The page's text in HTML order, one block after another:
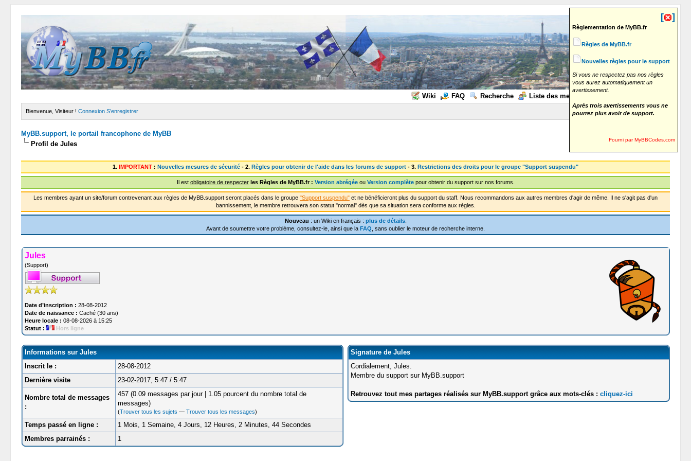
Wiki FAQ Recherche Liste des membres
Bienvenue, Visiteur !Connexion S’enregistrer
[ ]
Règlementation de MyBB.fr
Règles de MyBB.fr
Nouvelles règles pour le support
Si vous ne respectez pas nos règles
vous aurez automatiquement un
avertissement.
Après trois avertissements vous ne
pourrez plus avoir de support.
Fourni par MyBBCodes.com
MyBB.support, le portail francophone de MyBB
Profil de Jules
1. IMPORTANT : Nouvelles mesures de sécurité - 2. Règles pour obtenir de l'aide dans les forums de support - 3. Restrictions des droits pour le groupe "Support suspendu"
Il est obligatoire de respecter les Règles de MyBB.fr : Version abrégéeou Version complètepour obtenir du support sur nos forums.
Les membres ayant un site/forum contrevenant aux règles de MyBB.support seront placés dans le groupe "Support suspendu" et ne bénéficieront plus du support du staff. Nous recommandons aux autres membres d'agir de même. Il ne s'agit pas d'un
bannissement, le membre retrouvera son statut "normal" dès que sa situation sera conforme aux règles.
Nouveau : un Wiki en français : plus de détails.
Avant de soumettre votre problème, consultez-le, ainsi que la FAQ , sans oublier le moteur de recherche interne.
Jules
(Support)
Date d’inscription : 28-08-2012
Date de naissance : Caché (30 ans)
Heure locale : 08-08-2026 à 15:25
Statut :
Hors ligne
Informations sur Jules
Inscrit le :
28-08-2012
Dernière visite
23-02-2017, 5:47 / 5:47
Nombre total de messages
:
457 (0.09 messages par jour | 1.05 pourcent du nombre total de
messages)
(Trouver tous les sujets — Trouver tous les messages)
Temps passé en ligne :
1 Mois, 1 Semaine, 4 Jours, 12 Heures, 2 Minutes, 44 Secondes
Membres parrainés :
1
Signature de Jules
Cordialement, Jules.
Membre du support sur MyBB.support
Retrouvez tout mes partages réalisés sur MyBB.support grâce aux mots-clés : cliquez-ici